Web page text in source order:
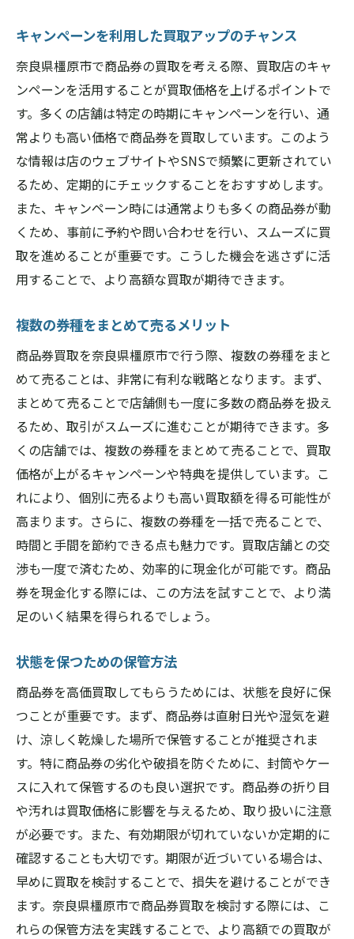
キャンペーンを利用した買取アップのチャンス
奈良県橿原市で商品券の買取を考える際、買取店のキャ
ンペーンを活用することが買取価格を上げるポイントで
す。多くの店舗は特定の時期にキャンペーンを行い、通
常よりも高い価格で商品券を買取しています。このよう
な情報は店のウェブサイトやSNSで頻繁に更新されてい
るため、定期的にチェックすることをおすすめします。
また、キャンペーン時には通常よりも多くの商品券が動
くため、事前に予約や問い合わせを行い、スムーズに買
取を進めることが重要です。こうした機会を逃さずに活
用することで、より高額な買取が期待できます。
複数の券種をまとめて売るメリット
商品券買取を奈良県橿原市で行う際、複数の券種をまと
めて売ることは、非常に有利な戦略となります。まず、
まとめて売ることで店舗側も一度に多数の商品券を扱え
るため、取引がスムーズに進むことが期待できます。多
くの店舗では、複数の券種をまとめて売ることで、買取
価格が上がるキャンペーンや特典を提供しています。こ
れにより、個別に売るよりも高い買取額を得る可能性が
高まります。さらに、複数の券種を一括で売ることで、
時間と手間を節約できる点も魅力です。買取店舗との交
渉も一度で済むため、効率的に現金化が可能です。商品
券を現金化する際には、この方法を試すことで、より満
足のいく結果を得られるでしょう。
状態を保つための保管方法
商品券を高価買取してもらうためには、状態を良好に保
つことが重要です。まず、商品券は直射日光や湿気を避
け、涼しく乾燥した場所で保管することが推奨されま
す。特に商品券の劣化や破損を防ぐために、封筒やケー
スに入れて保管するのも良い選択です。商品券の折り目
や汚れは買取価格に影響を与えるため、取り扱いに注意
が必要です。また、有効期限が切れていないか定期的に
確認することも大切です。期限が近づいている場合は、
早めに買取を検討することで、損失を避けることができ
ます。奈良県橿原市で商品券買取を検討する際には、こ
れらの保管方法を実践することで、より高額での買取が